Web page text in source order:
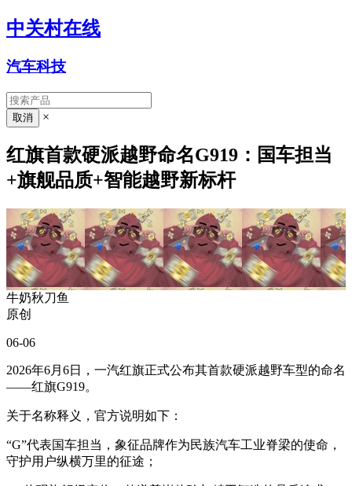
中关村在线
汽车科技
×
红旗首款硬派越野命名G919：国车担当
+旗舰品质+智能越野新标杆
牛奶秋刀鱼
原创
06-06
2026年6月6日，一汽红旗正式公布其首款硬派越野车型的命名
——红旗G919。
关于名称释义，官方说明如下：
“G”代表国车担当，象征品牌作为民族汽车工业脊梁的使命，
守护用户纵横万里的征途；